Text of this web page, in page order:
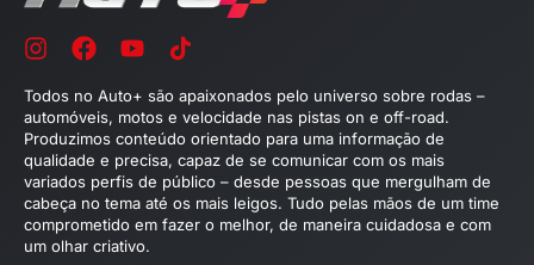
Todos no Auto+ são apaixonados pelo universo sobre rodas –
automóveis, motos e velocidade nas pistas on e off-road.
Produzimos conteúdo orientado para uma informação de
qualidade e precisa, capaz de se comunicar com os mais
variados perfis de público – desde pessoas que mergulham de
cabeça no tema até os mais leigos. Tudo pelas mãos de um time
comprometido em fazer o melhor, de maneira cuidadosa e com
um olhar criativo.